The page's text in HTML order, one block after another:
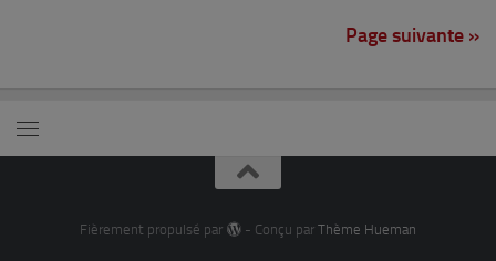
Page suivante »
Fièrement propulsé par - Conçu par Thème Hueman